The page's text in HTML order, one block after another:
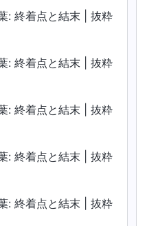
: 終着点と結末 | 抜粋
: 終着点と結末 | 抜粋
: 終着点と結末 | 抜粋
: 終着点と結末 | 抜粋
: 終着点と結末 | 抜粋